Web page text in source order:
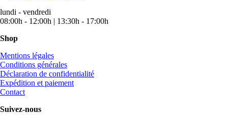
lundi - vendredi
08:00h - 12:00h | 13:30h - 17:00h
Shop
Mentions légales
Conditions générales
Déclaration de confidentialité
Expédition et paiement
Contact
Suivez-nous